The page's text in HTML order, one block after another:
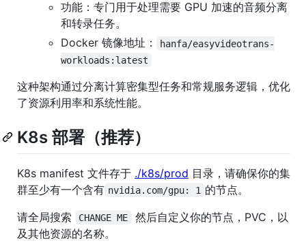
功能：专门用于处理需要 GPU 加速的音频分离
和转录任务。
Docker 镜像地址：
hanfa/easyvideotrans-
workloads:latest
这种架构通过分离计算密集型任务和常规服务逻辑，优化
了资源利用率和系统性能。
K8s 部署（推荐）
K8s manifest 文件存于 ./k8s/prod 目录，请确保你的集
群至少有一个含有 nvidia.com/gpu: 1 的节点。
请全局搜索
CHANGE ME
然后自定义你的节点，PVC，以
及其他资源的名称。